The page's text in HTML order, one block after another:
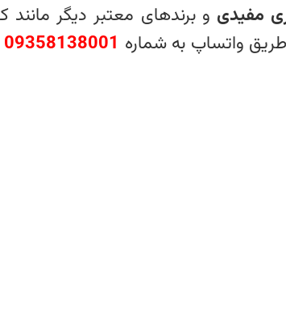
و برندهای معتبر دیگر
واتساپ به شماره 09358138001